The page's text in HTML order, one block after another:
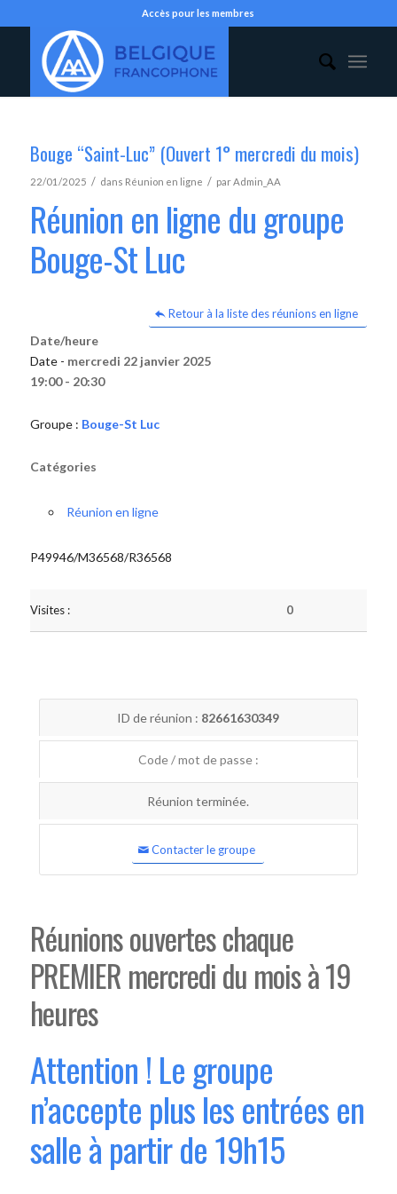
Accès pour les membres
Bouge “Saint-Luc” (Ouvert 1° mercredi du mois)
22/01/2025 / dans Réunion en ligne / parAdmin_AA
Réunion en ligne du groupe
Bouge-St Luc
Retour à la liste des réunions en ligne
Date/heure
Date - mercredi 22 janvier 2025
19:00 - 20:30
Groupe : Bouge-St Luc
Catégories
Réunion en ligne
P49946/M36568/R36568
Visites : 0
ID de réunion : 82661630349
Code / mot de passe :
Réunion terminée.
Contacter le groupe
Réunions ouvertes chaque
PREMIER mercredi du mois à 19
heures
Attention ! Le groupe
n’accepte plus les entrées en
salle à partir de 19h15